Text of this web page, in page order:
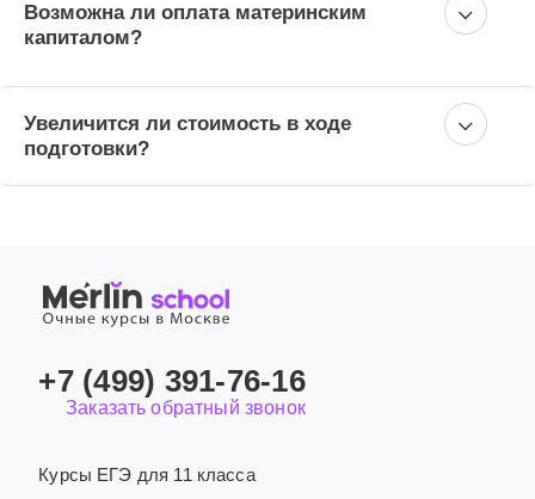
Возможна ли оплата материнским
капиталом?
Увеличится ли стоимость в ходе
подготовки?
Курсы ЕГЭ для 11 класса
+7 (499) 391-76-16
Заказать обратный звонок